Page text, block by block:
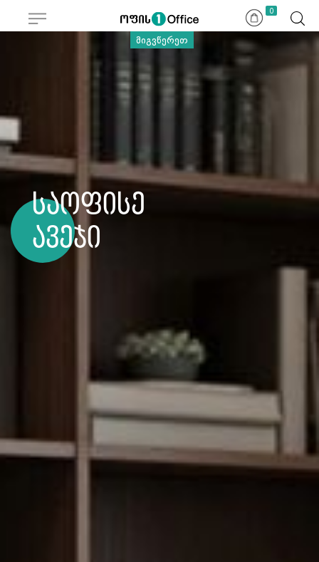
0
მიგვწერეთ
საოფისე
ავეჯი